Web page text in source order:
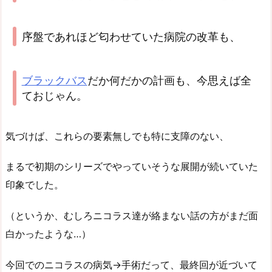
序盤であれほど匂わせていた病院の改革も、
ブラックバスだか何だかの計画も、今思えば全
ておじゃん。
気づけば、これらの要素無しでも特に支障のない、
まるで初期のシリーズでやっていそうな展開が続いていた
印象でした。
（というか、むしろニコラス達が絡まない話の方がまだ面
白かったような…）
今回でのニコラスの病気→手術だって、最終回が近づいて